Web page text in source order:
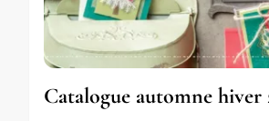
Catalogue automne hiver